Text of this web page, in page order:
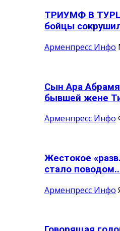
ТРИУМФ В
бойцы
Арменпресс Инфо
Сын Ара
бывшей жене
Арменпресс Инфо
Жестокое
стало
Арменпресс Инфо